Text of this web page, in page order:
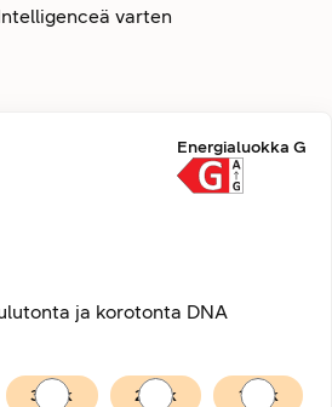
varten
Energialuokka G
ja korotonta DNA
36 kk 24 kk 12 kk